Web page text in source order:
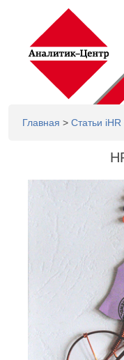
Главная > Статьи iHR